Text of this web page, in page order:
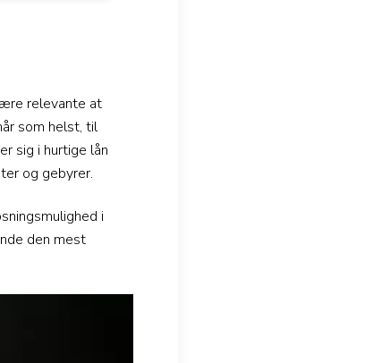
relevante at
som helst, til
sig i hurtige lån
og gebyrer.
i
den mest